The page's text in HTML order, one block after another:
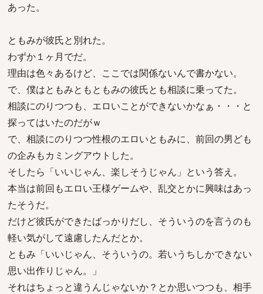
あった。
ともみが彼氏と別れた。
わずか１ヶ月でだ。
理由は色々あるけど、ここでは関係ないんで書かない。
で、僕はともみともともみの彼氏とも相談に乗ってた。
相談にのりつつも、エロいことができないかなぁ・・・と
探ってはいたのだがｗ
で、相談にのりつつ性根のエロいともみに、前回の男ども
の企みもカミングアウトした。
そしたら「いいじゃん、楽しそうじゃん」という答え。
本当は前回もエロい王様ゲームや、乱交とかに興味はあっ
たそうだ。
だけど彼氏ができたばっかりだし、そういうのを言うのも
軽い気がして遠慮したんだとか。
ともみ「いいじゃん、そういうの。若いうちしかできない
思い出作りじゃん。」
それはちょっと違うんじゃないか？とか思いつつも、相手